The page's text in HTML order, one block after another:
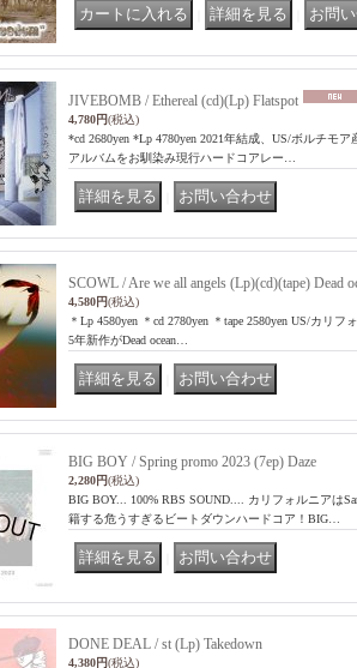
JIVEBOMB / Ethereal (cd)(Lp) Flatspot
4,780円(税込)
*cd 2680yen *Lp 4780yen 2021年結成、US/ボルチモ
アルバムをお馴染み現行ハードコアレー…
SCOWL / Are we all angels (Lp)(cd)(tape) Dead
4,580円(税込)
＊Lp 4580yen ＊cd 2780yen ＊tape 2580yen US/カリ
5年新作がDead ocean…
BIG BOY / Spring promo 2023 (7ep) Daze
2,280円(税込)
BIG BOY... 100% RBS SOUND.... カリフォルニアは
籍する危うすぎるビートダウンハードコア！BIG…
DONE DEAL / st (Lp) Takedown
4,380円(税込)